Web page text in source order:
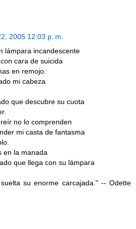
2005 12:03 p. m.
lámpara incandescente
cara de suicida
en remojo.
mi cabeza
que descubre su cuota
no lo comprenden
mi casta de fantasma
en la manada
que llega con su lámpara
su enorme carcajada." -- Odette